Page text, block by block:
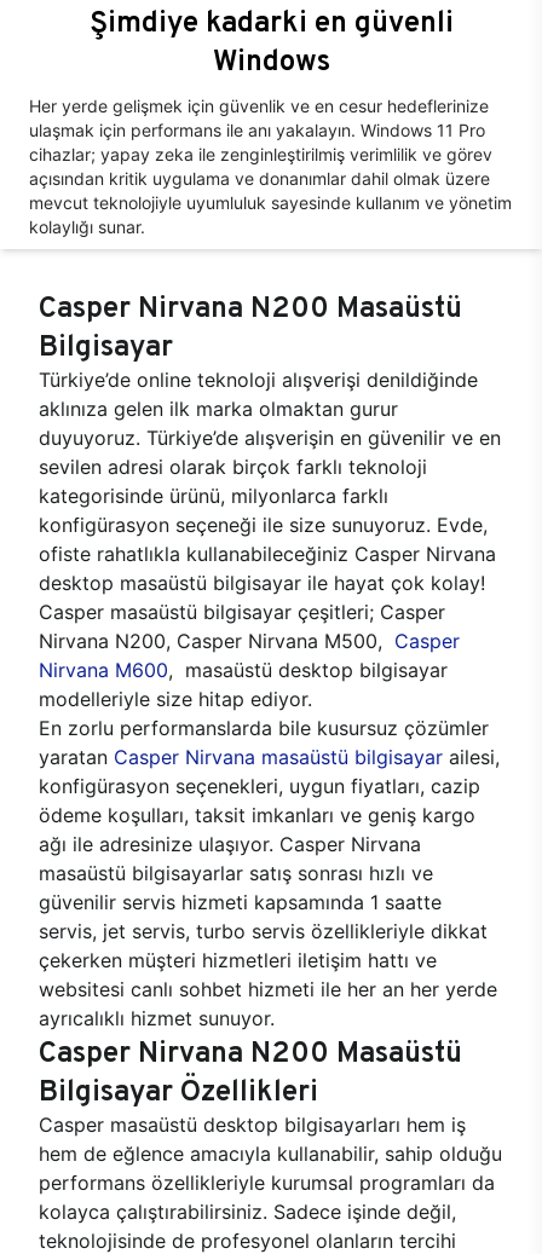
Şimdiye kadarki en güvenli
Windows
Her yerde gelişmek için güvenlik ve en cesur hedeflerinize
ulaşmak için performans ile anı yakalayın. Windows 11 Pro
cihazlar; yapay zeka ile zenginleştirilmiş verimlilik ve görev
açısından kritik uygulama ve donanımlar dahil olmak üzere
mevcut teknolojiyle uyumluluk sayesinde kullanım ve yönetim
kolaylığı sunar.
Casper Nirvana N200 Masaüstü
Bilgisayar
Türkiye’de online teknoloji alışverişi denildiğinde
aklınıza gelen ilk marka olmaktan gurur
duyuyoruz. Türkiye’de alışverişin en güvenilir ve en
sevilen adresi olarak birçok farklı teknoloji
kategorisinde ürünü, milyonlarca farklı
konfigürasyon seçeneği ile size sunuyoruz. Evde,
ofiste rahatlıkla kullanabileceğiniz Casper Nirvana
desktop masaüstü bilgisayar ile hayat çok kolay!
Casper masaüstü bilgisayar çeşitleri; Casper
Nirvana N200, Casper Nirvana M500, Casper
Nirvana M600, masaüstü desktop bilgisayar
modelleriyle size hitap ediyor.
En zorlu performanslarda bile kusursuz çözümler
yaratan Casper Nirvana masaüstü bilgisayar ailesi,
konfigürasyon seçenekleri, uygun fiyatları, cazip
ödeme koşulları, taksit imkanları ve geniş kargo
ağı ile adresinize ulaşıyor. Casper Nirvana
masaüstü bilgisayarlar satış sonrası hızlı ve
güvenilir servis hizmeti kapsamında 1 saatte
servis, jet servis, turbo servis özellikleriyle dikkat
çekerken müşteri hizmetleri iletişim hattı ve
websitesi canlı sohbet hizmeti ile her an her yerde
ayrıcalıklı hizmet sunuyor.
Casper Nirvana N200 Masaüstü
Bilgisayar Özellikleri
Casper masaüstü desktop bilgisayarları hem iş
hem de eğlence amacıyla kullanabilir, sahip olduğu
performans özellikleriyle kurumsal programları da
kolayca çalıştırabilirsiniz. Sadece işinde değil,
teknolojisinde de profesyonel olanların tercihi